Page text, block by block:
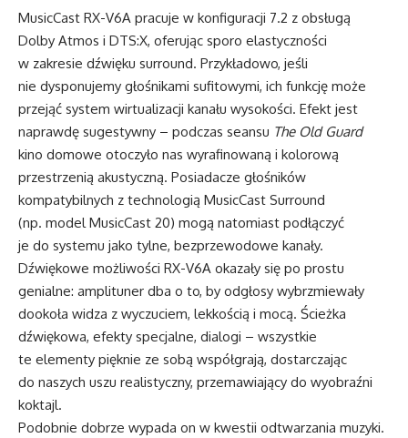
MusicCast RX-V6A pracuje w konfiguracji 7.2 z obsługą
Dolby Atmos i DTS:X, oferując sporo elastyczności
w zakresie dźwięku surround. Przykładowo, jeśli
nie dysponujemy głośnikami sufitowymi, ich funkcję może
przejąć system wirtualizacji kanału wysokości. Efekt jest
naprawdę sugestywny – podczas seansu The Old Guard
kino domowe otoczyło nas wyrafinowaną i kolorową
przestrzenią akustyczną. Posiadacze głośników
kompatybilnych z technologią MusicCast Surround
(np. model MusicCast 20) mogą natomiast podłączyć
je do systemu jako tylne, bezprzewodowe kanały.
Dźwiękowe możliwości RX-V6A okazały się po prostu
genialne: amplituner dba o to, by odgłosy wybrzmiewały
dookoła widza z wyczuciem, lekkością i mocą. Ścieżka
dźwiękowa, efekty specjalne, dialogi – wszystkie
te elementy pięknie ze sobą współgrają, dostarczając
do naszych uszu realistyczny, przemawiający do wyobraźni
koktajl.
Podobnie dobrze wypada on w kwestii odtwarzania muzyki.